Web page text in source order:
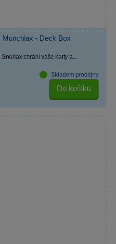
- Deck Box
chrání vaše karty a...
Skladem prodejny
Do košíku